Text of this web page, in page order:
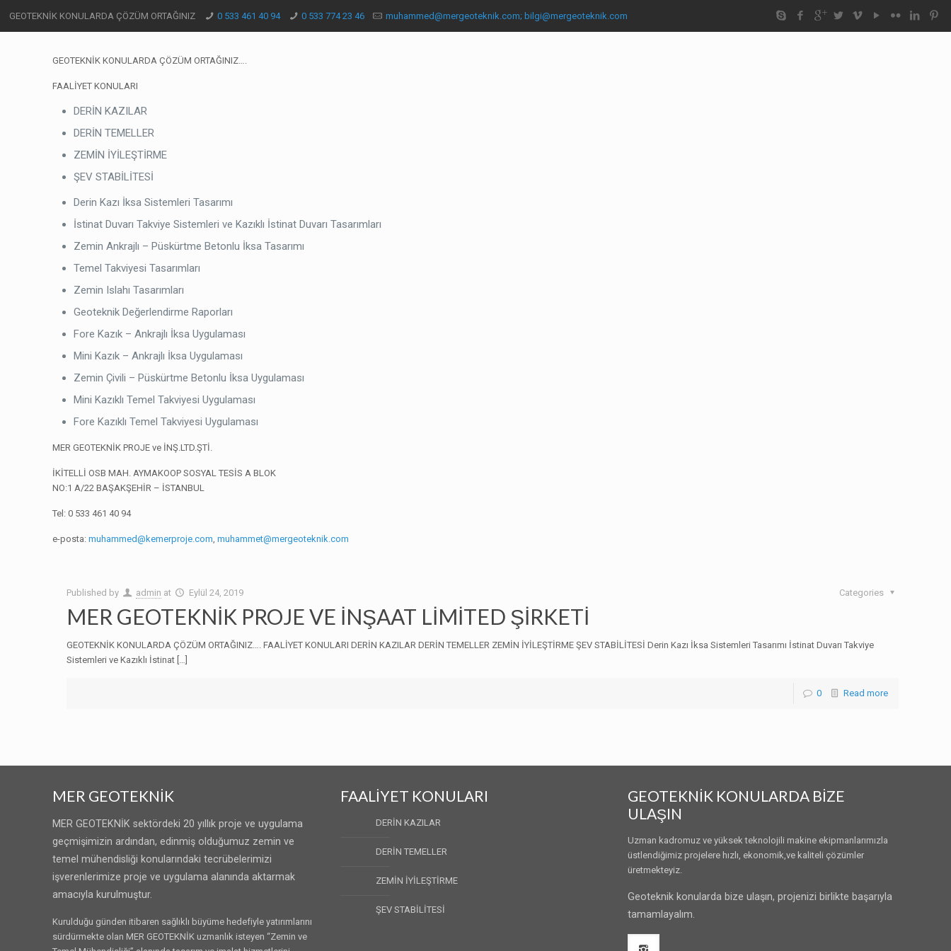
GEOTEKNİK KONULARDA ÇÖZÜM ORTAĞINIZ 0 533 461 40 94 0 533 774 23 46 muhammed@mergeoteknik.com; bilgi@mergeoteknik.com
GEOTEKNİK KONULARDA ÇÖZÜM ORTAĞINIZ….
FAALİYET KONULARI
DERİN KAZILAR
DERİN TEMELLER
ZEMİN İYİLEŞTİRME
ŞEV STABİLİTESİ
Derin Kazı İksa Sistemleri Tasarımı
İstinat Duvarı Takviye Sistemleri ve Kazıklı İstinat Duvarı Tasarımları
Zemin Ankrajlı – Püskürtme Betonlu İksa Tasarımı
Temel Takviyesi Tasarımları
Zemin Islahı Tasarımları
Geoteknik Değerlendirme Raporları
Fore Kazık – Ankrajlı İksa Uygulaması
Mini Kazık – Ankrajlı İksa Uygulaması
Zemin Çivili – Püskürtme Betonlu İksa Uygulaması
Mini Kazıklı Temel Takviyesi Uygulaması
Fore Kazıklı Temel Takviyesi Uygulaması
MER GEOTEKNİK PROJE ve İNŞ.LTD.ŞTİ.
İKİTELLİ OSB MAH. AYMAKOOP SOSYAL TESİS A BLOK
NO:1 A/22 BAŞAKŞEHİR – İSTANBUL
Tel: 0 533 461 40 94
e-posta:muhammed@kemerproje.com,muhammet@mergeoteknik.com
Published by admin at Eylül 24, 2019 Categories
MER GEOTEKNİK PROJE VE İNŞAAT LİMİTED ŞİRKETİ
GEOTEKNİK KONULARDA ÇÖZÜM ORTAĞINIZ…. FAALİYET KONULARI DERİN KAZILAR DERİN TEMELLER ZEMİN İYİLEŞTİRME ŞEV STABİLİTESİ Derin Kazı İksa Sistemleri Tasarımı İstinat Duvarı Takviye
Sistemleri ve Kazıklı İstinat […]
0 Read more
MER GEOTEKNİK
MER GEOTEKNİK sektördeki 20 yıllık proje ve uygulama
geçmişimizin ardından, edinmiş olduğumuz zemin ve
temel mühendisliği konularındaki tecrübelerimizi
işverenlerimize proje ve uygulama alanında aktarmak
amacıyla kurulmuştur.
Kurulduğu günden itibaren sağlıklı büyüme hedefiyle yatırımlarını
sürdürmekte olan MER GEOTEKNİK uzmanlık isteyen “Zemin ve
FAALİYET KONULARI
DERİN KAZILAR
DERİN TEMELLER
ZEMİN İYİLEŞTİRME
ŞEV STABİLİTESİ
GEOTEKNİK KONULARDA BİZE
ULAŞIN
Uzman kadromuz ve yüksek teknolojili makine ekipmanlarımızla
üstlendiğimiz projelere hızlı, ekonomik,ve kaliteli çözümler
üretmekteyiz.
Geoteknik konularda bize ulaşın, projenizi birlikte başarıyla
tamamlayalım.